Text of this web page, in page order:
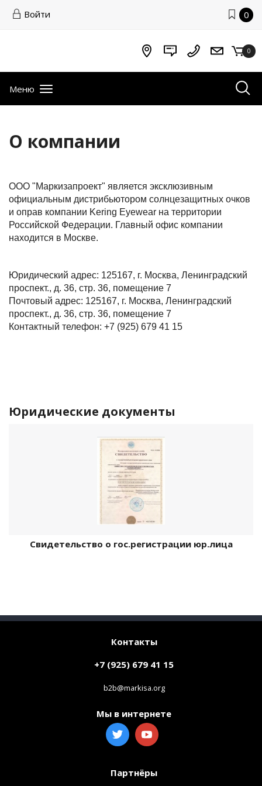
Войти 0
0
Меню
О компании
ООО "Маркизапроект" является эксклюзивным
официальным дистрибьютором солнцезащитных очков
и оправ компании Kering Eyewear на территории
Российской Федерации. Главный офис компании
находится в Москве.
Юридический адрес: 125167, г. Москва, Ленинградский
проспект., д. 36, стр. 36, помещение 7
Почтовый адрес: 125167, г. Москва, Ленинградский
проспект., д. 36, стр. 36, помещение 7
Контактный телефон: +7 (925) 679 41 15
Юридические документы
Свидетельство о гос.регистрации юр.лица
Контакты
+7 (925) 679 41 15
b2b@markisa.org
Мы в интернете
Партнёры